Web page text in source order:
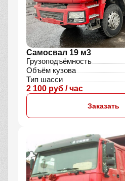
Самосвал 19 м3
Грузоподъёмность
Объём кузова
Тип шасси
2 100 руб / час
Заказать